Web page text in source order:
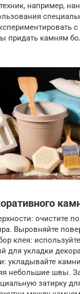
например,
придать камням
очистите
Выровняйте
клея:
для укладки
укладывайте
небольшие швы.
затирку